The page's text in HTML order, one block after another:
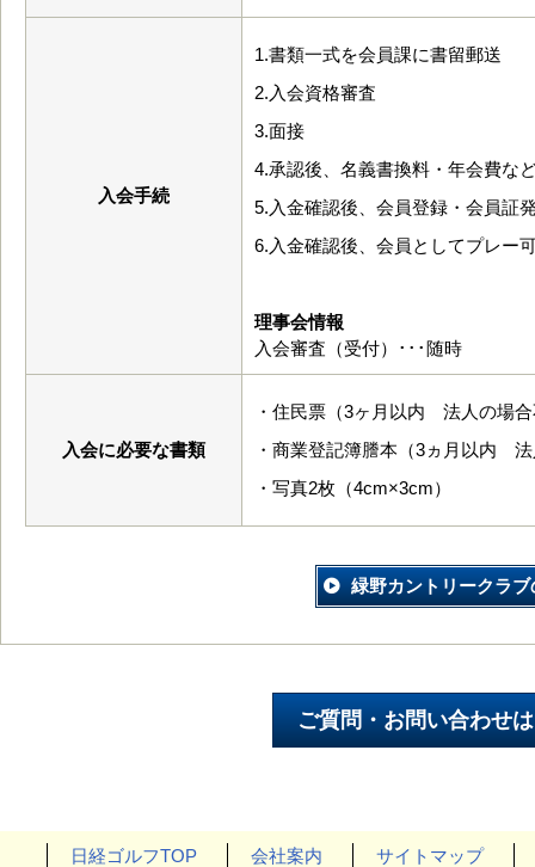
入会手続
1.書類一式を会員課に書留郵送
2.入会資格審査
3.面接
4.承認後、名義書換料・年会費な
5.入金確認後、会員登録・会員証
6.入金確認後、会員としてプレー
理事会情報
入会審査（受付）･･･随時
入会に必要な書類
・住民票（3ヶ月以内 法人の場
・商業登記簿謄本（3ヵ月以内
・写真2枚（4cm×3cm）
緑野カントリークラ
日経ゴルフTOP 会社案内 サイトマップ